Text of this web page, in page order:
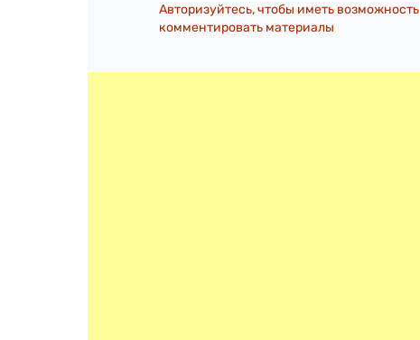
Авторизуйтесь, чтобы иметь возможность
комментировать материалы